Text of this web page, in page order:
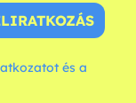
és a